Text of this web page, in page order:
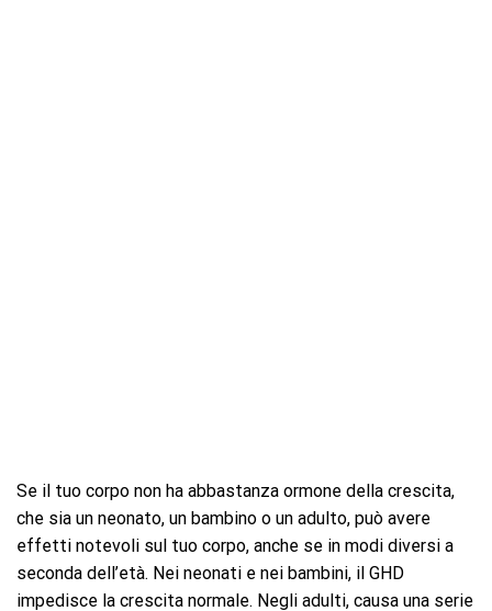
Se il tuo corpo non ha abbastanza ormone della crescita,
che sia un neonato, un bambino o un adulto, può avere
effetti notevoli sul tuo corpo, anche se in modi diversi a
seconda dell’età. Nei neonati e nei bambini, il GHD
impedisce la crescita normale. Negli adulti, causa una serie